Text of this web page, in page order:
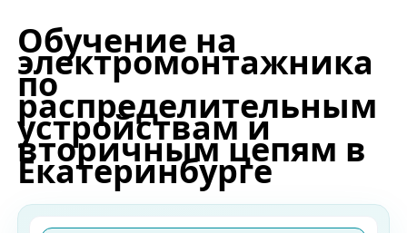
Обучение на
электромонтажника
по
распределительным
устройствам и
вторичным цепям в
Екатеринбурге